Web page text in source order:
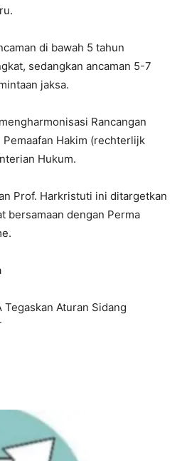
di bawah 5 tahun
sedangkan ancaman 5-7
jaksa.
Rancangan
Hakim (rechterlijk
Hukum.
Prof. Harkristuti ini ditargetkan
bersamaan dengan Perma
Tegaskan Aturan Sidang